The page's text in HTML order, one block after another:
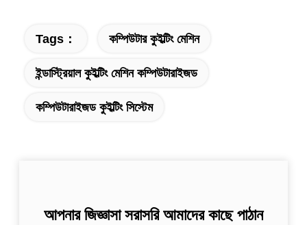
Tags： কম্পিউটার কুইল্টিং মেশিন
ইন্ডাস্ট্রিয়াল কুইল্টিং মেশিন কম্পিউটারাইজড
কম্পিউটারাইজড কুইল্টিং সিস্টেম
আপনার জিজ্ঞাসা সরাসরি আমাদের কাছে পাঠান